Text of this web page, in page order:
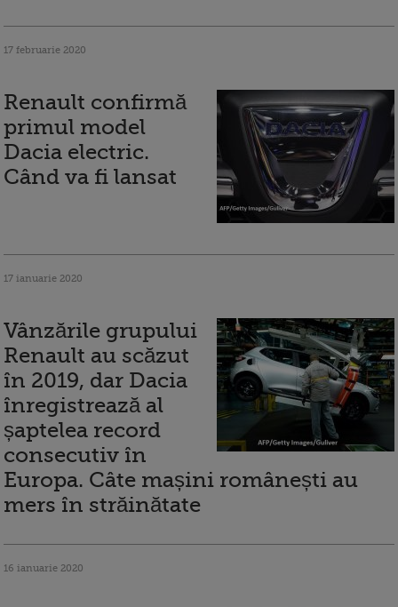
17 februarie 2020
Renault confirmă
primul model
Dacia electric.
Când va fi lansat
17 ianuarie 2020
Vânzările grupului
Renault au scăzut
în 2019, dar Dacia
înregistrează al
șaptelea record
consecutiv în
Europa. Câte mașini românești au
mers în străinătate
16 ianuarie 2020